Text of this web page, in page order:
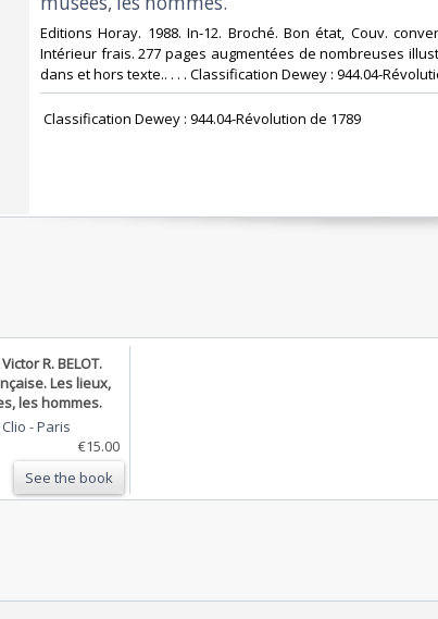
‎Editions Horay. 1988. In-12. Broché. Bon état, Couv.
Intérieur frais. 277 pages augmentées de nombreuses
dans et hors texte.. . . . Classification Dewey : 944.04-
‎ Classification Dewey : 944.04-Révolution de 1789‎
R. BELOT.
Les lieux,
les hommes.
-Paris
€15.00
See the book